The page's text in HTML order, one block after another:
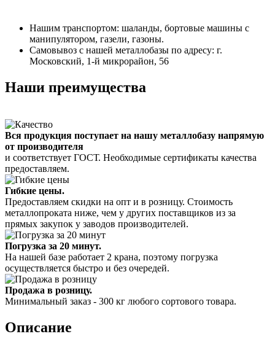
Нашим транспортом: шаланды, бортовые машины с
манипулятором, газели, газоны.
Самовывоз с нашей металлобазы по адресу: г.
Московский, 1-й микрорайон, 56
Наши преимущества
Вся продукция поступает на нашу металлобазу напрямую
от производителя
и соответствует ГОСТ. Необходимые сертификаты качества
предоставляем.
Гибкие цены.
Предоставляем скидки на опт и в розницу. Стоимость
металлопроката ниже, чем у других поставщиков из за
прямых закупок у заводов производителей.
Погрузка за 20 минут.
На нашей базе работает 2 крана, поэтому погрузка
осуществляется быстро и без очередей.
Продажа в розницу.
Минимальный заказ - 300 кг любого сортового товара.
Описание